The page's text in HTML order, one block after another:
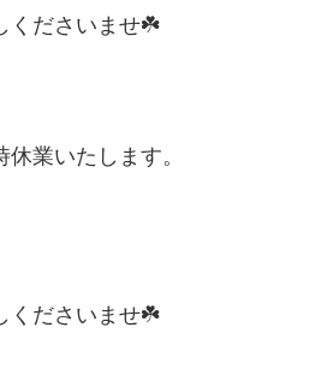
くださいませ☘️
業いたします。
くださいませ☘️